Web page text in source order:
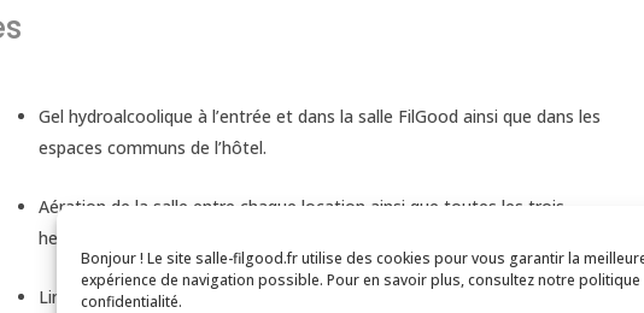
Bonjour ! Le site salle-filgood.fr utilise des cookies pour vous garantir la
expérience de navigation possible. Pour en savoir plus, consultez notre politique
confidentialité.
Gel hydroalcoolique à l’entrée et dans la salle FilGood ainsi que dans les
espaces communs de l’hôtel.
Aération de la salle entre chaque location ainsi que toutes les trois
heures
Limitation du nombre de participants pour assurer la distanciation